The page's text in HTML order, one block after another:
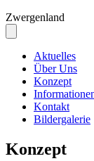
Zwergenland
Aktuelles
Über Uns
Konzept
Kontakt
Bildergalerie
Konzept